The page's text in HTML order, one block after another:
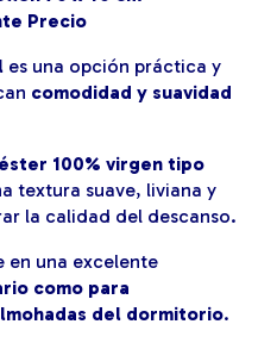
Precio
es una opción práctica y
comodidad y suavidad
100% virgen tipo
textura suave, liviana y
la calidad del descanso.
en una excelente
como para
del dormitorio.